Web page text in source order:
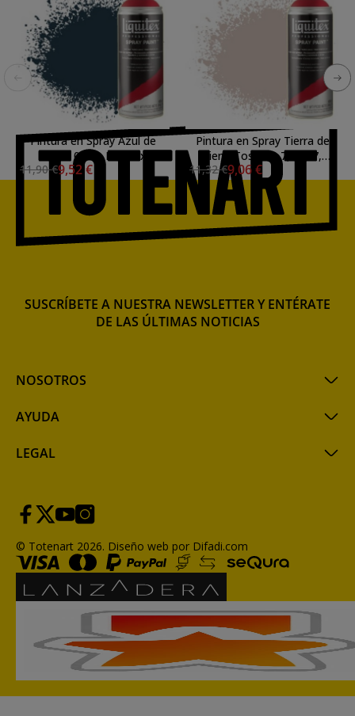
Pintura en Spray Azul de
Prusia 0320, Liquitex
acrílico, 400 ml.
11,90 €9,52 €
Pintura en Spray Tierra de
Siena Tostada 7, 7127,
Liquitex acrílico, 400 ml.
11,32 €9,06 €
NOSOTROS
AYUDA
LEGAL
SUSCRÍBETE A NUESTRA NEWSLETTER Y ENTÉRATE
DE LAS ÚLTIMAS NOTICIAS
© Totenart 2026. Diseño web por Difadi.com